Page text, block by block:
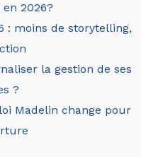
2026?
: moins de storytelling,
la gestion de ses
?
Madelin change pour